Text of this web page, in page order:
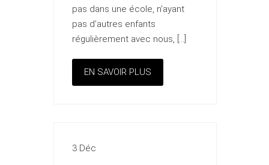
pas dans une école, n’ayant
pas d’autres enfants
régulièrement avec nous, […]
EN SAVOIR PLUS
3 Déc